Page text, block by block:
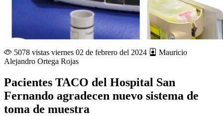
5078 vistas viernes 02 de febrero del 2024
Mauricio
Alejandro Ortega Rojas
Pacientes TACO del Hospital San
Fernando agradecen nuevo sistema de
toma de muestra